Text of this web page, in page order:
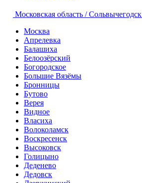
Московская область / Сольвычегодск
Москва
Апрелевка
Балашиха
Белоозёрский
Богородское
Большие Вязёмы
Бронницы
Бутово
Верея
Видное
Власиха
Волоколамск
Воскресенск
Высоковск
Голицыно
Деденево
Дедовск